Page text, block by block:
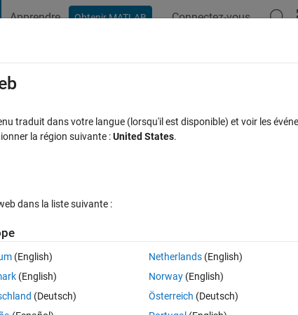
Apprendre Obtenir MATLAB Connectez-vous
Ouvrir dans MATLAB Online
when I do the matrix, matlab changes the values of each vector.
traduit dans votre langue (lorsqu'il est disponible) et voir les
la région suivante :United States.
dans la liste suivante :
(English)
(English)
(Deutsch)
Netherlands(English)
Norway(English)
Österreich (Deutsch)